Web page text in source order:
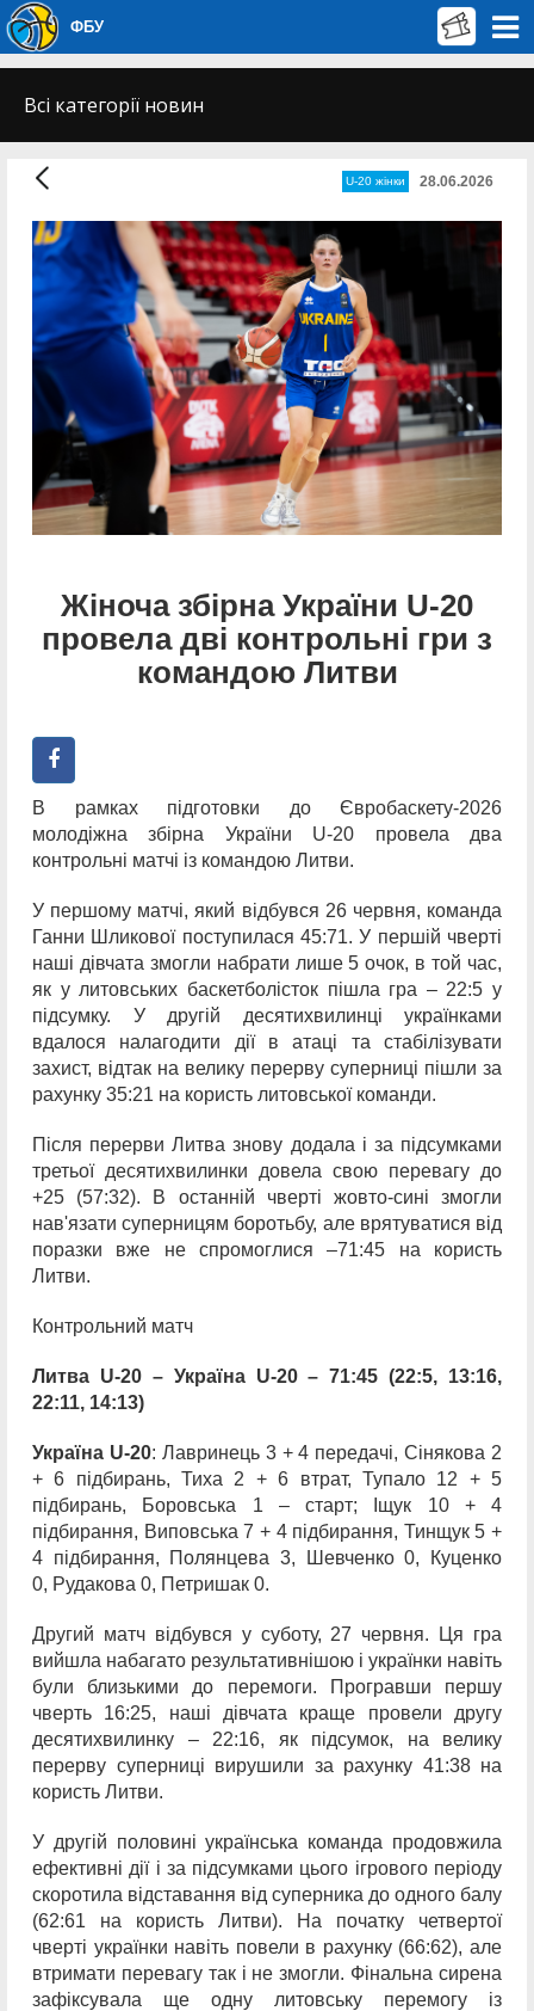
ФБУ
Всі категорії новин
U-20 жінки 28.06.2026
Жіноча збірна України U-20
провела дві контрольні гри з
командою Литви
В рамках підготовки до Євробаскету-2026
молодіжна збірна України U-20 провела два
контрольні матчі із командою Литви.
У першому матчі, який відбувся 26 червня, команда
Ганни Шликової поступилася 45:71. У першій чверті
наші дівчата змогли набрати лише 5 очок, в той час,
як у литовських баскетболісток пішла гра – 22:5 у
підсумку. У другій десятихвилинці українками
вдалося налагодити дії в атаці та стабілізувати
захист, відтак на велику перерву суперниці пішли за
рахунку 35:21 на користь литовської команди.
Після перерви Литва знову додала і за підсумками
третьої десятихвилинки довела свою перевагу до
+25 (57:32). В останній чверті жовто-сині змогли
нав'язати суперницям боротьбу, але врятуватися від
поразки вже не спромоглися –71:45 на користь
Литви.
Контрольний матч
Литва U-20 – Україна U-20 – 71:45 (22:5, 13:16,
22:11, 14:13)
Україна U-20: Лавринець 3 + 4 передачі, Сінякова 2
+ 6 підбирань, Тиха 2 + 6 втрат, Тупало 12 + 5
підбирань, Боровська 1 – старт; Іщук 10 + 4
підбирання, Виповська 7 + 4 підбирання, Тинщук 5 +
4 підбирання, Полянцева 3, Шевченко 0, Куценко
0, Рудакова 0, Петришак 0.
Другий матч відбувся у суботу, 27 червня. Ця гра
вийшла набагато результативнішою і українки навіть
були близькими до перемоги. Програвши першу
чверть 16:25, наші дівчата краще провели другу
десятихвилинку – 22:16, як підсумок, на велику
перерву суперниці вирушили за рахунку 41:38 на
користь Литви.
У другій половині українська команда продовжила
ефективні дії і за підсумками цього ігрового періоду
скоротила відставання від суперника до одного балу
(62:61 на користь Литви). На початку четвертої
чверті українки навіть повели в рахунку (66:62), але
втримати перевагу так і не змогли. Фінальна сирена
зафіксувала ще одну литовську перемогу із